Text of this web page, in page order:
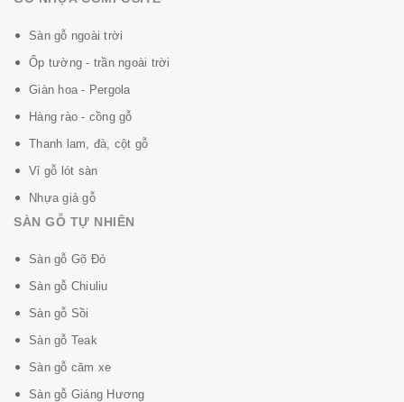
Sàn gỗ ngoài trời
Ốp tường - trần ngoài trời
Giàn hoa - Pergola
Hàng rào - cồng gỗ
Thanh lam, đà, cột gỗ
Vỉ gỗ lót sàn
Nhựa giả gỗ
SÀN GỖ TỰ NHIÊN
Sàn gỗ Gõ Đỏ
Sàn gỗ Chiuliu
Sàn gỗ Sồi
Sàn gỗ Teak
Sàn gỗ căm xe
Sàn gỗ Giáng Hương